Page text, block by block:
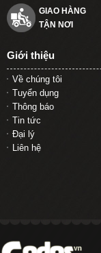
GIAO HÀNG
TẬN NƠI
Giới thiệu
Về chúng tôi
Tuyển dụng
Thông báo
Tin tức
Đại lý
Liên hệ